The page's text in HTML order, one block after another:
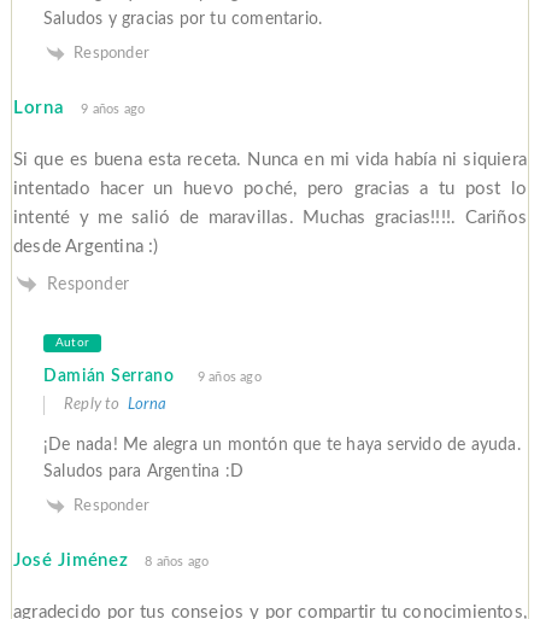
Saludos y gracias por tu comentario.
Responder
Lorna 9 años ago
Si que es buena esta receta. Nunca en mi vida había ni siquiera
intentado hacer un huevo poché, pero gracias a tu post lo
intenté y me salió de maravillas. Muchas gracias!!!!. Cariños
desde Argentina :)
Responder
Autor
Damián Serrano 9 años ago
Reply to Lorna
¡De nada! Me alegra un montón que te haya servido de ayuda.
Saludos para Argentina :D
Responder
José Jiménez 8 años ago
agradecido por tus consejos y por compartir tu conocimientos,